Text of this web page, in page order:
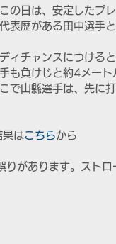
の日は、安定したプ
表歴がある田中選手
ィチャンスにつける
も負けじと約4メー
で山縣選手は、先に
果は こちらから
があります。ストロ